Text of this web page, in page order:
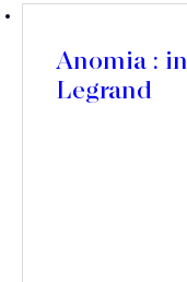
Anomia :
Legrand